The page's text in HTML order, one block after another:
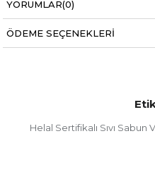
YORUMLAR(0)
ÖDEME SEÇENEKLERI
Helal Sertifikalı Sıvı